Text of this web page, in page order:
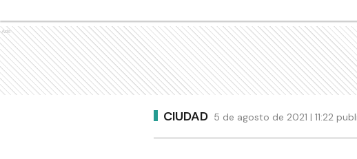
Ads
CIUDAD 5 de agosto de 2021 | 11:22